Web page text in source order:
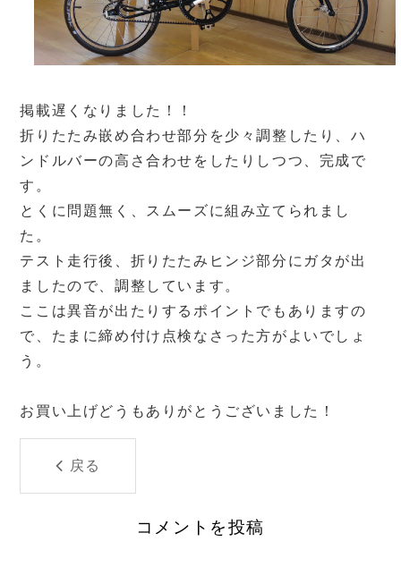
掲載遅くなりました！！
折りたたみ嵌め合わせ部分を少々調整したり、ハ
ンドルバーの高さ合わせをしたりしつつ、完成で
す。
とくに問題無く、スムーズに組み立てられまし
た。
テスト走行後、折りたたみヒンジ部分にガタが出
ましたので、調整しています。
ここは異音が出たりするポイントでもありますの
で、たまに締め付け点検なさった方がよいでしょ
う。
お買い上げどうもありがとうございました！
戻る
コメントを投稿